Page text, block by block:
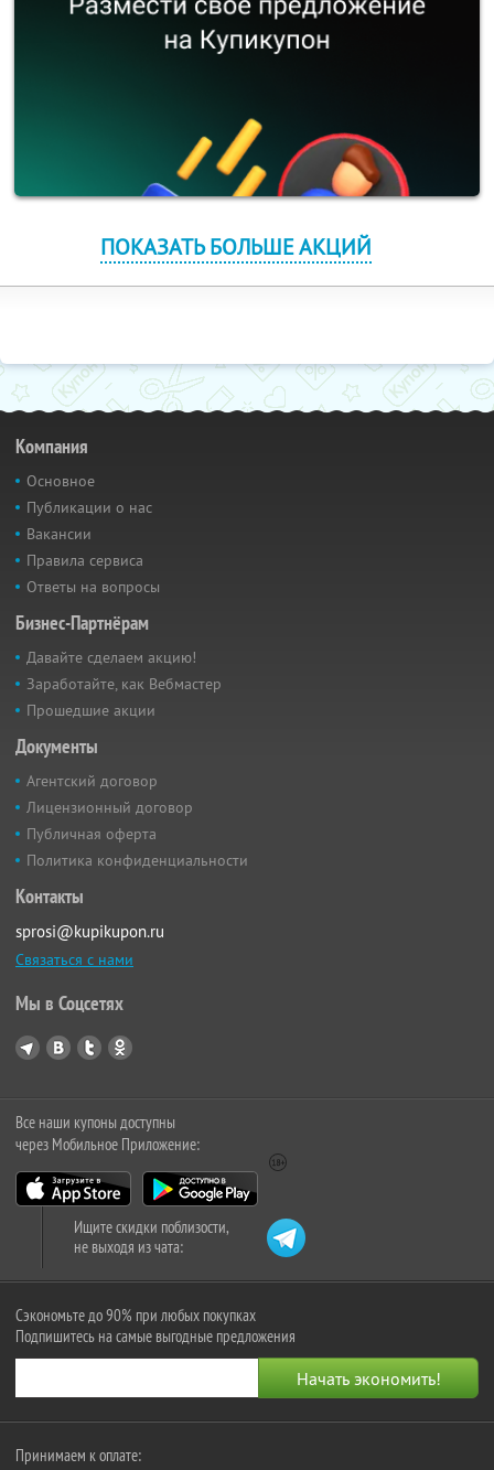
ПОКАЗАТЬ БОЛЬШЕ АКЦИЙ
Компания
Основное
Публикации о нас
Вакансии
Правила сервиса
Ответы на вопросы
Бизнес-Партнёрам
Давайте сделаем акцию!
Заработайте, как Вебмастер
Прошедшие акции
Документы
Агентский договор
Лицензионный договор
Публичная оферта
Политика конфиденциальности
Контакты
sprosi@kupikupon.ru
Связаться с нами
Мы в Соцсетях
Все наши купоны доступны
через Мобильное Приложение:
Ищите скидки поблизости,
не выходя из чата:
Сэкономьте до 90% при любых покупках
Подпишитесь на самые выгодные предложения
Принимаем к оплате: